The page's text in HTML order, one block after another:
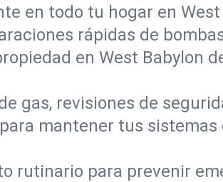
en todo tu hogar en West
rápidas de
en West Babylon
gas, revisiones de
mantener tus sistemas
rutinario para prevenir